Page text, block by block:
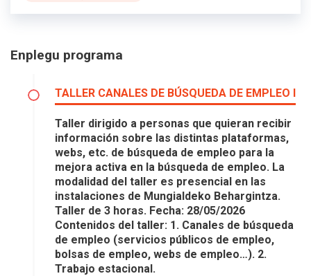
Enplegu programa
TALLER CANALES DE BÚSQUEDA DE EMPLEO I
Taller dirigido a personas que quieran recibir
información sobre las distintas plataformas,
webs, etc. de búsqueda de empleo para la
mejora activa en la búsqueda de empleo. La
modalidad del taller es presencial en las
instalaciones de Mungialdeko Behargintza.
Taller de 3 horas. Fecha: 28/05/2026
Contenidos del taller: 1. Canales de búsqueda
de empleo (servicios públicos de empleo,
bolsas de empleo, webs de empleo…). 2.
Trabajo estacional.